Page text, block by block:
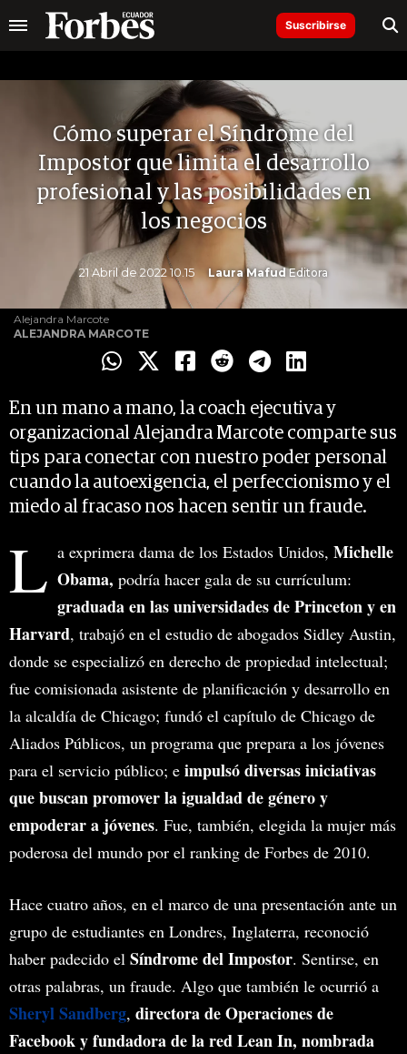
Suscribirse
Cómo superar el Síndrome del
Impostor que limita el desarrollo
profesional y las posibilidades en
los negocios
21 Abril de 2022 10.15 Laura Mafud Editora
Alejandra Marcote
ALEJANDRA MARCOTE
En un mano a mano, la coach ejecutiva y
organizacional Alejandra Marcote comparte sus
tips para conectar con nuestro poder personal
cuando la autoexigencia, el perfeccionismo y el
miedo al fracaso nos hacen sentir un fraude.
L a exprimera dama de los Estados Unidos, Michelle
Obama, podría hacer gala de su currículum:
graduada en las universidades de Princeton y en
Harvard, trabajó en el estudio de abogados Sidley Austin,
donde se especializó en derecho de propiedad intelectual;
fue comisionada asistente de planificación y desarrollo en
la alcaldía de Chicago; fundó el capítulo de Chicago de
Aliados Públicos, un programa que prepara a los jóvenes
para el servicio público; e impulsó diversas iniciativas
que buscan promover la igualdad de género y
empoderar a jóvenes. Fue, también, elegida la mujer más
poderosa del mundo por el ranking de Forbes de 2010.
Hace cuatro años, en el marco de una presentación ante un
grupo de estudiantes en Londres, Inglaterra, reconoció
haber padecido el Síndrome del Impostor. Sentirse, en
otras palabras, un fraude. Algo que también le ocurrió a
Sheryl Sandberg, directora de Operaciones de
Facebook y fundadora de la red Lean In, nombrada